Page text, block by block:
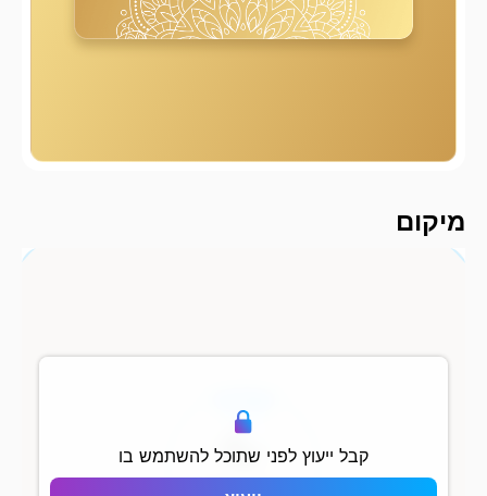
מיקום
קבל ייעוץ לפני שתוכל להשתמש בו
Marinada